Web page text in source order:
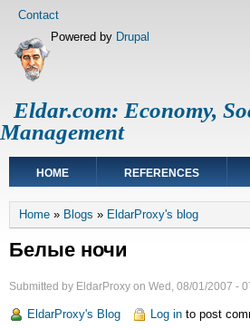
Skip
main
content
Footer
Contact
Eldar.com: Economy,
Management
Powered by Drupal
Main
navigation
HOME REFERENCES
Breadcrumb
Home Blogs EldarProxy's blog
Белые ночи
Submitted by EldarProxy on Wed, 08/01/2007 -
EldarProxy's Blog Log in to post